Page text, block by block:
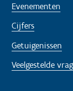
Evenementen
Cijfers
Getuigenissen
Veelgestelde